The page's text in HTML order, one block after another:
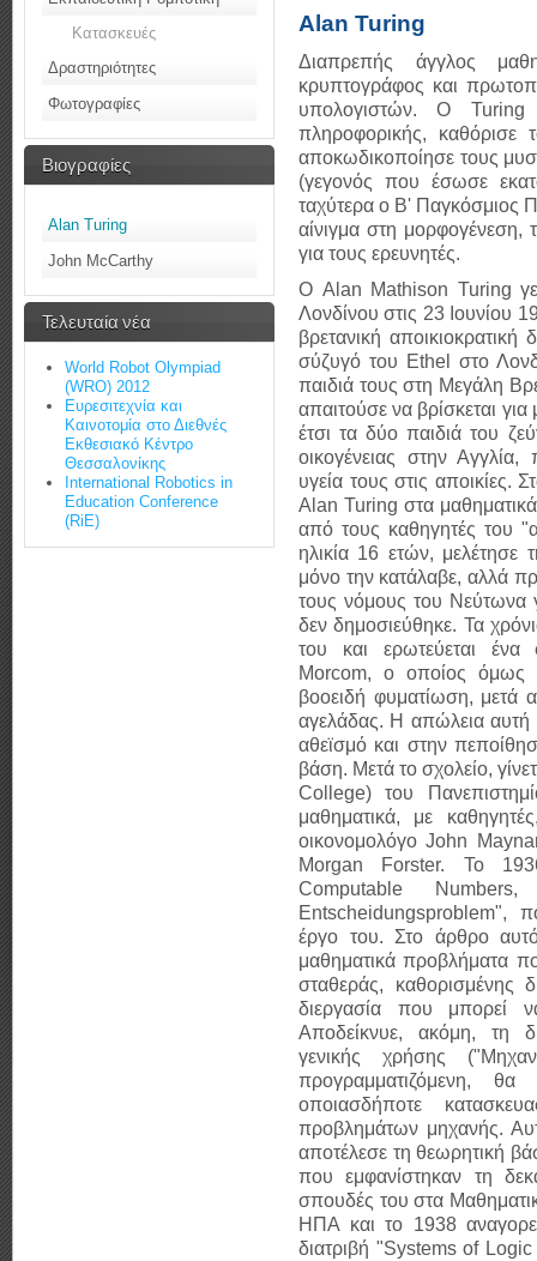
Κατασκευές
Δραστηριότητες
Φωτογραφίες
Βιογραφίες
Alan Turing
John McCarthy
Τελευταία νέα
World Robot Olympiad
(WRO) 2012
Ευρεσιτεχνία και
Καινοτομία στο Διεθνές
Εκθεσιακό Κέντρο
Θεσσαλονίκης
International Robotics in
Education Conference
(RiE)
Alan Turing
Διαπρεπής άγγλος
κρυπτογράφος και
υπολογιστών. Ο Turing
πληροφορικής, καθόρισε
αποκωδικοποίησε τους
(γεγονός που έσωσε
ταχύτερα ο Β' Παγκόσμιος
αίνιγμα στη μορφογένεση,
για τους ερευνητές.
Ο Alan Mathison Turing
Λονδίνου στις 23 Ιουνίου
βρετανική αποικιοκρατική
σύζυγό του Ethel στο
παιδιά τους στη Μεγάλη
απαιτούσε να βρίσκεται για
έτσι τα δύο παιδιά του
οικογένειας στην
υγεία τους στις αποικίες.
Alan Turing στα
από τους καθηγητές του
ηλικία 16 ετών, μελέτησε
μόνο την κατάλαβε, αλλά
τους νόμους του Νεύτωνα
δεν δημοσιεύθηκε. Τα
του και ερωτεύεται
Morcom, ο οποίος όμως
βοοειδή φυματίωση, μετά
αγελάδας. Η απώλεια αυτή
αθεϊσμό και στην
βάση. Μετά το σχολείο,
College) του
μαθηματικά, με
οικονομολόγοJohn
Morgan Forster. Το
Computable
Entscheidungsproblem",
έργο του. Στο άρθρο
μαθηματικά προβλήματα
σταθεράς, καθορισμένης
διεργασία που μπορεί
Αποδείκνυε, ακόμη, τη
γενικής χρήσης
προγραμματιζόμενη,
οποιασδήποτε
προβλημάτων μηχανής.
αποτέλεσε τη θεωρητική
που εμφανίστηκαν τη
σπουδές του στα
ΗΠΑ και το 1938
διατριβή "Systems of